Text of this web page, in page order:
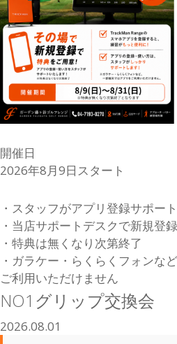
開催日
2026年8月9日スタート
・スタッフがアプリ登録サポート
・当店サポートデスクで新規登
・特典は無くなり次第終了
・ガラケー・らくらくフォンな
ご利用いただけません
NO1グリップ交換会
2026.08.01